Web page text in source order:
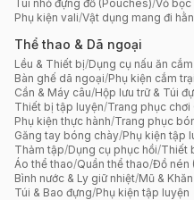
Túi nhỏ đựng đồ (Pouches)/Vỏ bọc
Phụ kiện vali/Vật dụng mang đi
Thể thao & Dã ngoại
Lều & Thiết bị/Dụng cụ nấu ăn
Bàn ghế dã ngoại/Phụ kiện cắm trại
Cần & Máy câu/Hộp lưu trữ & Túi
Thiết bị tập luyện/Trang phục chơi
Phụ kiện thực hành/Trang phục
Găng tay bóng chày/Phụ kiện tập
Thảm tập/Dụng cụ phục hồi/Thiết
Áo thể thao/Quần thể thao/Đồ nén
Bình nước & Ly giữ nhiệt/Mũ &
Túi & Bao đựng/Phụ kiện tập luyện